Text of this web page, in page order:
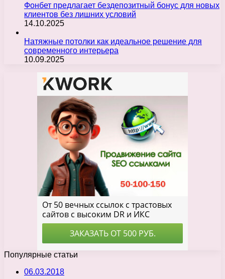
Фонбет предлагает бездепозитный бонус для новых
клиентов без лишних условий
14.10.2025
Натяжные потолки как идеальное решение для
современного интерьера
10.09.2025
Популярные статьи
06.03.2018